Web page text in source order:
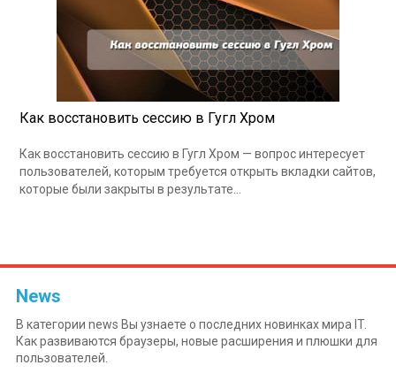
Как восстановить сессию в Гугл Хром
Как восстановить сессию в Гугл Хром — вопрос интересует
пользователей, которым требуется открыть вкладки сайтов,
которые были закрыты в результате…
News
В категории news Вы узнаете о последних новинках мира IT.
Как развиваются браузеры, новые расширения и плюшки для
пользователей.